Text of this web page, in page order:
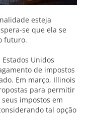
esteja
se que ela se
futuro.
Unidos
de impostos
Em março, Illinois
para permitir
impostos em
tal opção